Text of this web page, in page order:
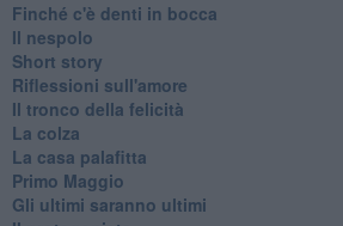
Finché c'è denti in bocca
Il nespolo
Short story
Riflessioni sull'amore
Il tronco della felicità
La colza
La casa palafitta
Primo Maggio
Gli ultimi saranno ultimi